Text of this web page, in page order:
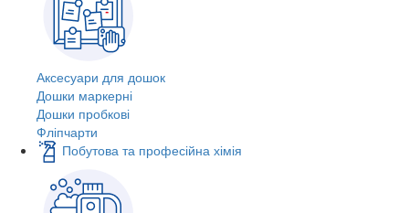
Аксесуари для дошок
Дошки маркерні
Дошки пробкові
Фліпчарти
Побутова та професійна хімія